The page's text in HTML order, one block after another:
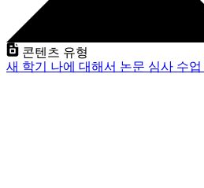
콘텐츠 유형
새 학기 나에 대해서 논문 심사 수업